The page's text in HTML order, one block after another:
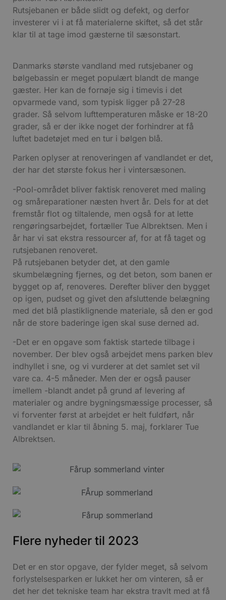
Rutsjebanen er både slidt og defekt, og derfor
investerer vi i at få materialerne skiftet, så det står
klar til at tage imod gæsterne til sæsonstart.
Danmarks største vandland med rutsjebaner og
bølgebassin er meget populært blandt de mange
gæster. Her kan de fornøje sig i timevis i det
opvarmede vand, som typisk ligger på 27-28
grader. Så selvom lufttemperaturen måske er 18-20
grader, så er der ikke noget der forhindrer at få
luftet badetøjet med en tur i bølgen blå.
Parken oplyser at renoveringen af vandlandet er det,
der har det største fokus her i vintersæsonen.
-Pool-området bliver faktisk renoveret med maling
og småreparationer næsten hvert år. Dels for at det
fremstår flot og tiltalende, men også for at lette
rengøringsarbejdet, fortæller Tue Albrektsen. Men i
år har vi sat ekstra ressourcer af, for at få taget og
rutsjebanen renoveret.
På rutsjebanen betyder det, at den gamle
skumbelægning fjernes, og det beton, som banen er
bygget op af, renoveres. Derefter bliver den bygget
op igen, pudset og givet den afsluttende belægning
med det blå plastiklignende materiale, så den er god
når de store baderinge igen skal suse derned ad.
-Det er en opgave som faktisk startede tilbage i
november. Der blev også arbejdet mens parken blev
indhyllet i sne, og vi vurderer at det samlet set vil
vare ca. 4-5 måneder. Men der er også pauser
imellem -blandt andet på grund af levering af
materialer og andre bygningsmæssige processer, så
vi forventer først at arbejdet er helt fuldført, når
vandlandet er klar til åbning 5. maj, forklarer Tue
Albrektsen.
Flere nyheder til 2023
Det er en stor opgave, der fylder meget, så selvom
forlystelsesparken er lukket her om vinteren, så er
det her det tekniske team har ekstra travlt med at få